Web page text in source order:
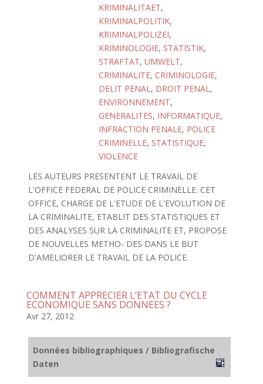
KRIMINALITAET,
KRIMINALPOLITIK,
KRIMINALPOLIZEI,
KRIMINOLOGIE, STATISTIK,
STRAFTAT, UMWELT,
CRIMINALITE, CRIMINOLOGIE,
DELIT PENAL, DROIT PENAL,
ENVIRONNEMENT,
GENERALITES, INFORMATIQUE,
INFRACTION PENALE, POLICE
CRIMINELLE, STATISTIQUE,
VIOLENCE
LES AUTEURS PRESENTENT LE TRAVAIL DE
L'OFFICE FEDERAL DE POLICE CRIMINELLE. CET
OFFICE, CHARGE DE L'ETUDE DE L'EVOLUTION DE
LA CRIMINALITE, ETABLIT DES STATISTIQUES ET
DES ANALYSES SUR LA CRIMINALITE ET, PROPOSE
DE NOUVELLES METHO- DES DANS LE BUT
D'AMELIORER LE TRAVAIL DE LA POLICE.
COMMENT APPRECIER L’ETAT DU CYCLE
ECONOMIQUE SANS DONNEES ?
Avr 27, 2012
Données bibliographiques / Bibliografische
Daten